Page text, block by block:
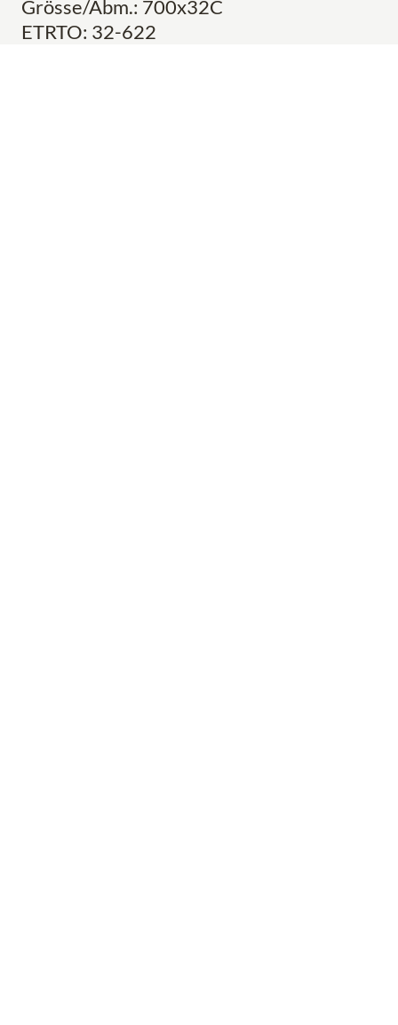
Grösse/Abm.: 700x32C
ETRTO: 32-622